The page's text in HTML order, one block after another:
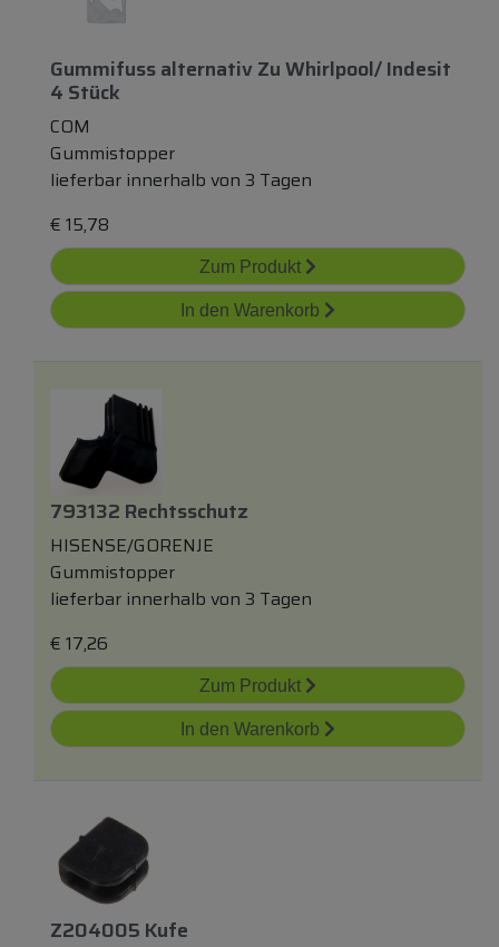
Gummifussalternativ Zu Whirlpool/ Indesit
4 Stück
COM
Gummistopper
lieferbar innerhalb von 3 Tagen
€ 15,78
Zum Produkt
In den Warenkorb
793132 Rechtsschutz
HISENSE/GORENJE
Gummistopper
lieferbar innerhalb von 3 Tagen
€ 17,26
Zum Produkt
In den Warenkorb
Z204005 Kufe